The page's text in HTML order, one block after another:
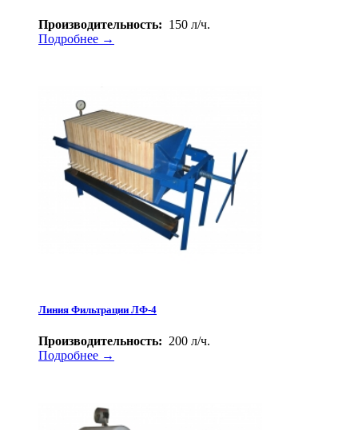
Производительность: 150 л/ч.
Подробнее →
Линия Фильтрации ЛФ-4
Производительность: 200 л/ч.
Подробнее →